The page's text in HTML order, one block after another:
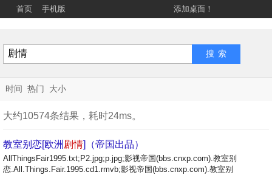
首页 手机版 添加桌面！
时间 热门 大小
大约10574条结果，耗时24ms。
教室别恋[欧洲 剧情]（帝国出品）
AllThingsFair1995.txt;P2.jpg;p.jpg;影视帝国(bbs.cnxp.com).教室别
恋.All.Things.Fair.1995.cd1.rmvb;影视帝国(bbs.cnxp.com).教室别